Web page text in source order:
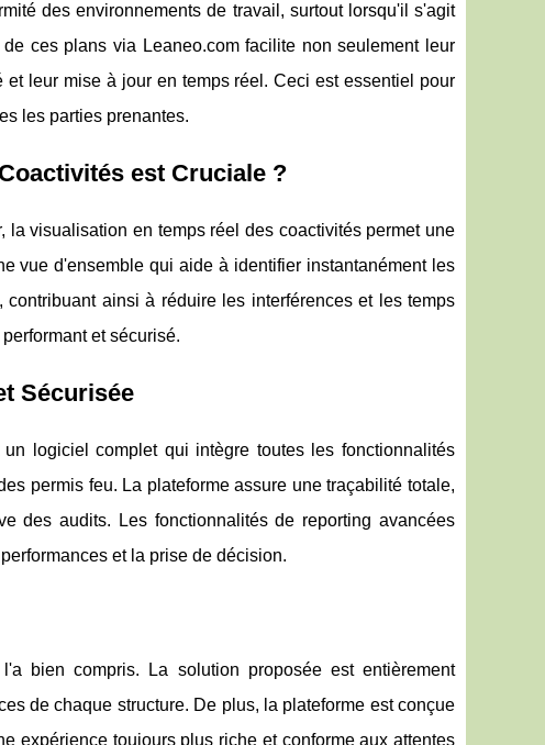
des environnements de travail, surtout lorsqu'il s'agit
ces plans via Leaneo.com facilite non seulement leur
leur mise à jour en temps réel. Ceci est essentiel pour
les parties prenantes.
est Cruciale ?
visualisation en temps réel des coactivités permet une
vue d'ensemble qui aide à identifier instantanément les
ainsi à réduire les interférences et les temps
et sécurisé.
Sécurisée
logiciel complet qui intègre toutes les fonctionnalités
permis feu. La plateforme assure une traçabilité totale,
des audits. Les fonctionnalités de reporting avancées
et la prise de décision.
bien compris. La solution proposée est entièrement
de chaque structure. De plus, la plateforme est conçue
expérience toujours plus riche et conforme aux attentes